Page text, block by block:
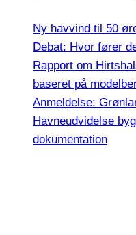
Ny havvind til 50
Debat: Hvor fører
Rapport om
baseret på
Anmeldelse:
Havneudvidelse
dokumentation